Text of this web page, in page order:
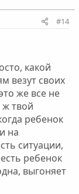
#14
какой
везут своих
же все не
ж твой
ребенок
на
ситуации,
ребенок
выгоняет